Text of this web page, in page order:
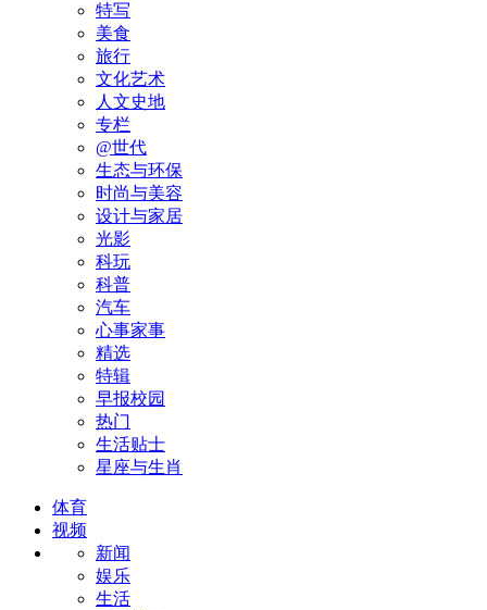
特写
美食
旅行
文化艺术
人文史地
专栏
@世代
生态与环保
时尚与美容
设计与家居
光影
科玩
科普
汽车
心事家事
精选
特辑
早报校园
热门
生活贴士
星座与生肖
体育
视频
新闻
娱乐
生活